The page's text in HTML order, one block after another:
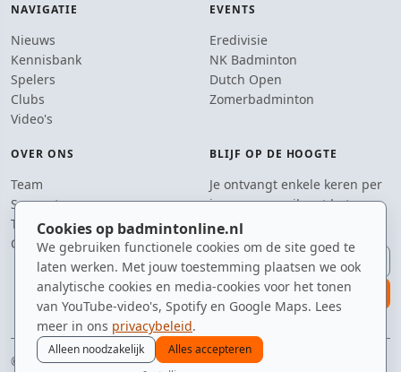
Cookies op badmintonline.nl
We gebruiken functionele cookies om de site goed te
laten werken. Met jouw toestemming plaatsen we ook
analytische cookies en media-cookies voor het tonen
van YouTube-video's, Spotify en Google Maps. Lees
meer in ons privacybeleid.
Alleen noodzakelijk
Alles accepteren
NAVIGATIE
Nieuws
Kennisbank
Spelers
Clubs
Video's
EVENTS
Eredivisie
NK Badminton
Dutch Open
Zomerbadminton
OVER ONS
Team
Supporters
Tip de redactie
Contact
BLIJF OP DE HOOGTE
Je ontvangt enkele keren per
jaar een e-mail met het
laatste badmintonnieuws.
E-mailadres
aanmelden
© 2010–2026 badmintonline.nl · gemaakt met een nét te enthousiaste